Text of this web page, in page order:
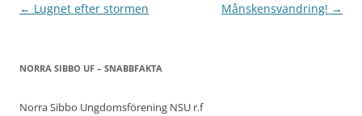
Inläggsnavigering
← Lugnet efter stormen Månskensvandring! →
NORRA SIBBO UF – SNABBFAKTA
Norra Sibbo Ungdomsförening NSU r.f